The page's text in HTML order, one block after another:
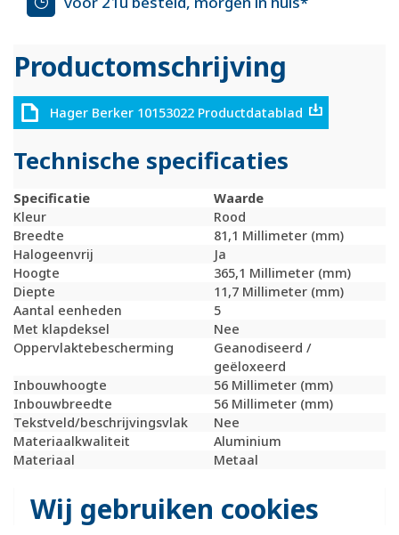
Wij gebruiken cookies
Productomschrijving
Hager Berker 10153022 Productdatablad
Technische specificaties
Specificatie
Waarde
Kleur
Rood
Breedte
81,1 Millimeter (mm)
Halogeenvrij
Ja
Hoogte
365,1 Millimeter (mm)
Diepte
11,7 Millimeter (mm)
Aantal eenheden
5
Met klapdeksel
Nee
Oppervlaktebescherming
Geanodiseerd /
geëloxeerd
Inbouwhoogte
56 Millimeter (mm)
Inbouwbreedte
56 Millimeter (mm)
Tekstveld/beschrijvingsvlak
Nee
Materiaalkwaliteit
Aluminium
Materiaal
Metaal
Montagerichting
Horizontaal en
verticaal